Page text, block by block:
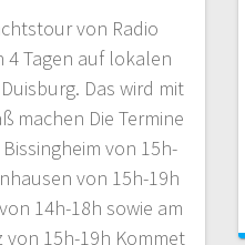
von Radio
4 Tagen auf lokalen
Das wird mit
machen Die Termine
von 15h-
von 15h-19h
14h-18h sowie am
von 15h-19h Kommet